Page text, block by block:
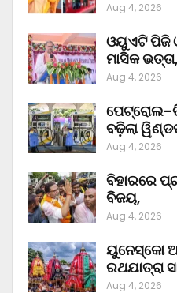
Aug 4, 2026
ଓୟୁଏଟି ପିଜି
ମାସିକ
Aug 4, 2026
ପେଟ୍ରୋଲ-
ବଢ଼ିଲା
Aug 4, 2026
ବିହାରରେ
ବିଜୟ,
Aug 4, 2026
ୟୁନେସ୍କୋ
ରଥଯାତ୍ରା
Aug 4, 2026